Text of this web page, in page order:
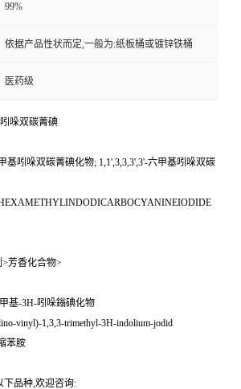
99%
依据产品性状而定,一般为:纸板桶或镀锌铁桶
医药级
吲哚双碳菁碘
基吲哚双碳菁碘化物; 1,1',3,3,3',3'-六甲基吲哚双碳
芳香化合物>
基-3H-吲哚鎓碘化物
vinyl)-1,3,3-trimethyl-3H-indolium-jodid
苯胺
下品种,欢迎咨询: